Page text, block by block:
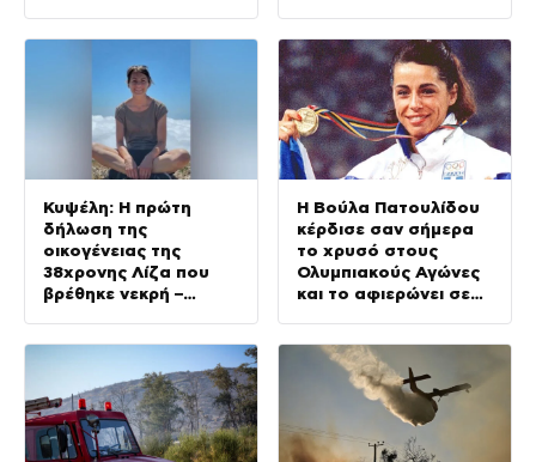
Κυψέλη: Η πρώτη
δήλωση της
οικογένειας της
38χρονης Λίζα που
βρέθηκε νεκρή –
ανθρώπους που είχαν
ανάγκη»
Η Βούλα Πατουλίδου
κέρδισε σαν σήμερα
το χρυσό στους
Ολυμπιακούς Αγώνες
και το αφιερώνει σε